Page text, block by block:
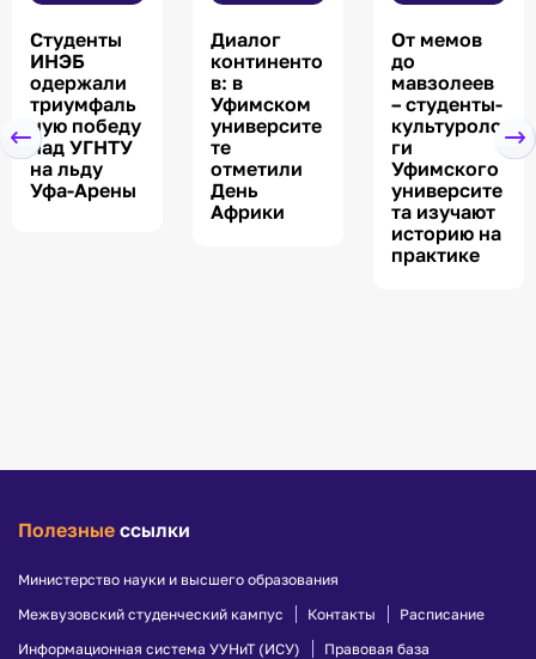
Студенты
ИНЭБ
одержали
триумфаль
ную победу
над УГНТУ
на льду
Уфа-Арены
Диалог
континенто
в: в
Уфимском
университе
те
отметили
День
Африки
От мемов
до
мавзолеев
– студенты-
культуроло
ги
Уфимского
университе
та изучают
историю на
практике
Полезные ссылки
Министерство науки и высшего образования
Межвузовский студенческий кампус
Контакты
Расписание
Информационная система УУНиТ (ИСУ)
Правовая база